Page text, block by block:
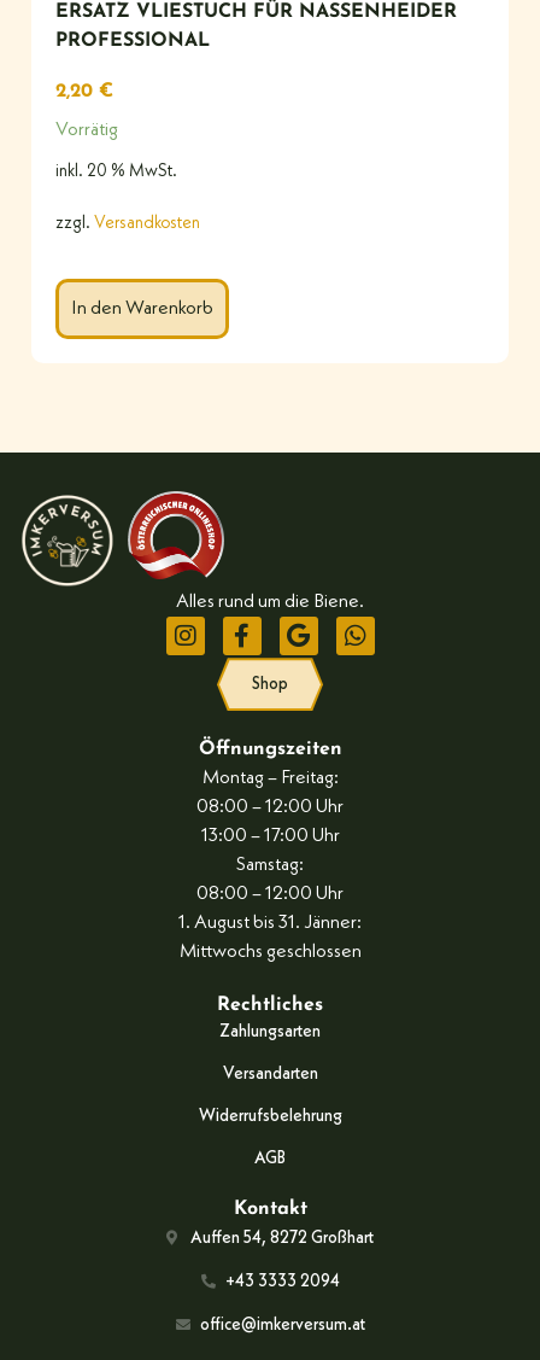
ERSATZ VLIESTUCH FÜR NASSENHEIDER
PROFESSIONAL
2,20 €
Vorrätig
inkl. 20 % MwSt.
zzgl. Versandkosten
In den Warenkorb
Alles rund um die Biene.
Shop
Öffnungszeiten
Montag – Freitag:
08:00 – 12:00 Uhr
13:00 – 17:00 Uhr
Samstag:
08:00 – 12:00 Uhr
1. August bis 31. Jänner:
Mittwochs geschlossen
Rechtliches
Zahlungsarten
Versandarten
Widerrufsbelehrung
AGB
Kontakt
Auffen 54, 8272 Großhart
+43 3333 2094
office@imkerversum.at